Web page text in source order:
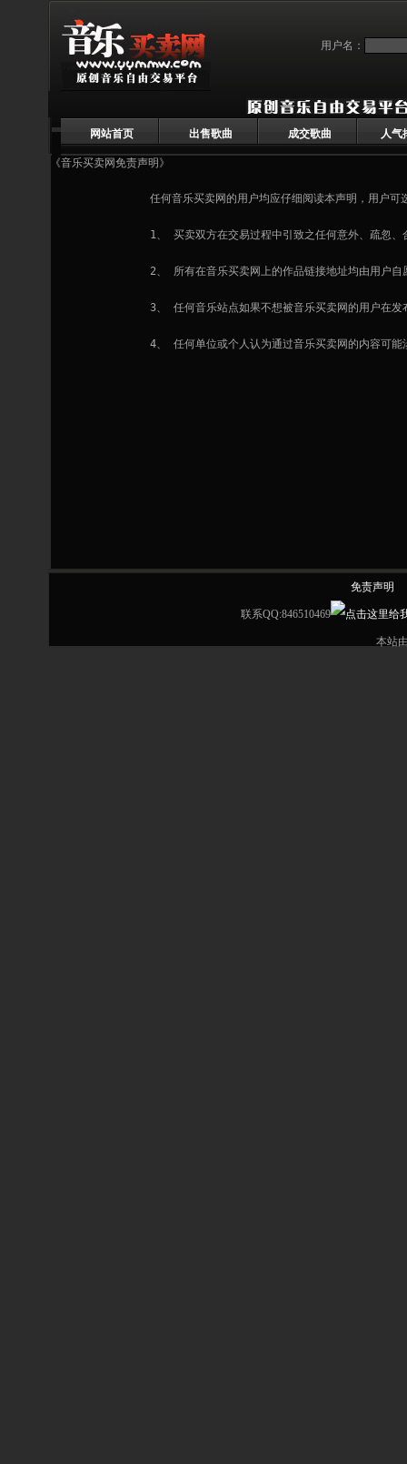
用户名：
网站首页 出售歌曲 成交歌曲 人气
《音乐买卖网免责声明》
任何音乐买卖网的用户均应仔细阅读本声明，用户
1、 买卖双方在交易过程中引致之任何意外、疏忽
2、 所有在音乐买卖网上的作品链接地址均由用户
3、 任何音乐站点如果不想被音乐买卖网的用户在
4、 任何单位或个人认为通过音乐买卖网的内容可
免责声明
联系QQ:846510469
本站